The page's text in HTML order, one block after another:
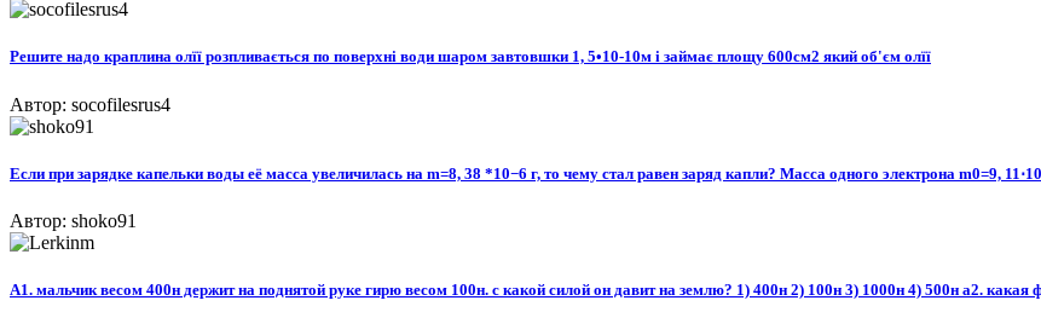
Решите надо краплина олїї розпливається по поверхні води шаром завтовшки 1, 5•10-10м і займає площу 600см2 який об'єм олїї
Автор: socofilesrus4
Если при зарядке капельки воды её масса увеличилась на m=8, 38 *10−6 г, то чему стал равен заряд капли? Масса одного электрона m0=9,
Автор: shoko91
А1. мальчик весом 400н держит на поднятой руке гирю весом 100н. с какой силой он давит на землю? 1) 400н 2) 100н 3) 1000н 4) 500н а2. какая